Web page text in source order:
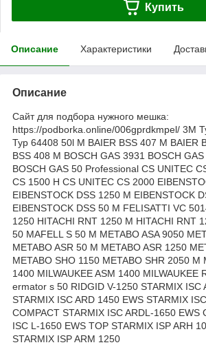
Купить
Описание Характеристики
Описание
Сайт для подбора нужного мешка:
https://podborka.online/006gprdkmpel/ 3M
Typ 64408 50l M BAIER BSS 407 M BAIER
BSS 408 M BOSCH GAS 3931 BOSCH
BOSCH GAS 50 Professional CS UNITEC
CS 1500 H CS UNITEC CS 2000
EIBENSTOCK DSS 1250 M EIBENSTOCK
EIBENSTOCK DSS 50 M FELISATTI VC
1250 HITACHI RNT 1250 M HITACHI RNT
50 MAFELL S 50 M METABO ASA 9050
METABO ASR 50 M METABO ASR 1250
METABO SHO 1150 METABO SHR 2050 M
1400 MILWAUKEE ASM 1400 MILWAUKEE
ermator s 50 RIDGID V-1250 STARMIX ISC
STARMIX ISC ARD 1450 EWS STARMIX
COMPACT STARMIX ISC ARDL-1650 EWS
ISC L-1650 EWS TOP STARMIX ISP ARH
STARMIX ISP ARM 1250